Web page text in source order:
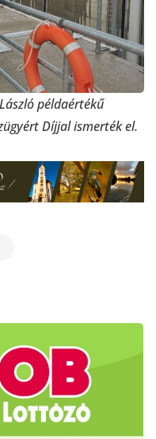
példaértékű
Díjjal ismerték el.